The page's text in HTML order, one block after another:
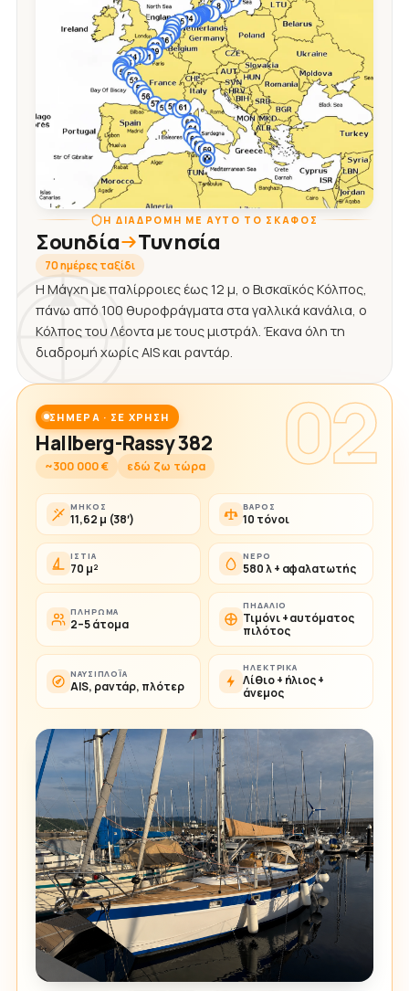
Η ΔΙΑΔΡΟΜΉ ΜΕ ΑΥΤΌ ΤΟ ΣΚΆΦΟΣ
Σουηδία Τυνησία
70 ημέρες ταξίδι
Η Μάγχη με παλίρροιες έως 12 μ, ο Βισκαϊκός Κόλπος,
πάνω από 100 θυροφράγματα στα γαλλικά κανάλια, ο
Κόλπος του Λέοντα με τους μιστράλ. Έκανα όλη τη
διαδρομή χωρίς AIS και ραντάρ.
02
ΣΉΜΕΡΑ · ΣΕ ΧΡΉΣΗ
Hallberg-Rassy 382
~300 000 € εδώ ζω τώρα
ΜΉΚΟΣ
11,62 μ (38′)
ΒΆΡΟΣ
10 τόνοι
ΙΣΤΊΑ
70 μ²
ΝΕΡΌ
580 λ + αφαλατωτής
ΠΛΉΡΩΜΑ
2–5 άτομα
ΠΗΔΆΛΙΟ
Τιμόνι + αυτόματος
πιλότος
ΝΑΥΣΙΠΛΟΪ́Α
AIS, ραντάρ, πλότερ
ΗΛΕΚΤΡΙΚΆ
Λίθιο + ήλιος +
άνεμος